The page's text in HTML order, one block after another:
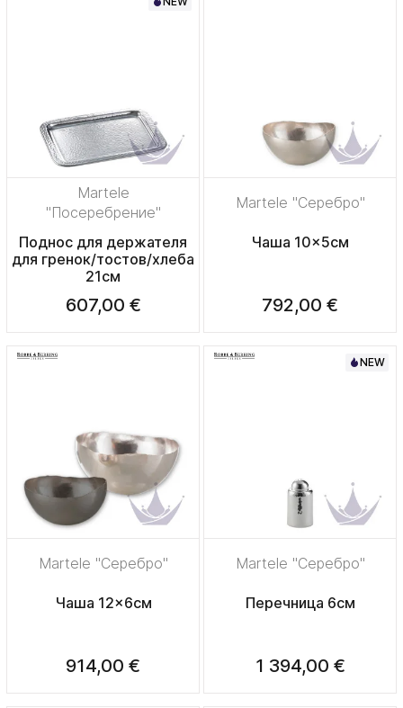
Martele
"Посеребрение"
Поднос для держателя
для гренок/тостов/хлеба
21см
607,00 €
Martele "Серебро"
Чаша 10x5см
792,00 €
Martele "Серебро"
Чаша 12x6см
914,00 €
NEW
Martele "Серебро"
Перечница 6см
1 394,00 €